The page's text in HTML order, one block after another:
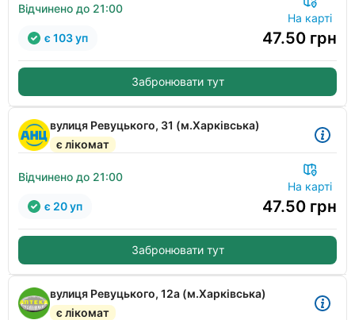
Відчинено до 21:00
На карті
47.50 грн
є 103 уп
Забронювати тут
вулиця Ревуцького, 31 (м.Харківська)
є лікомат
Відчинено до 21:00
На карті
47.50 грн
є 20 уп
Забронювати тут
вулиця Ревуцького, 12а (м.Харківська)
є лікомат